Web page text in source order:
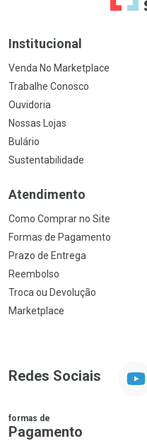
Institucional
Venda No Marketplace
Trabalhe Conosco
Ouvidoria
Nossas Lojas
Bulário
Sustentabilidade
Atendimento
Como Comprar no Site
Formas de Pagamento
Prazo de Entrega
Reembolso
Troca ou Devolução
Marketplace
Redes Sociais
formas de
Pagamento